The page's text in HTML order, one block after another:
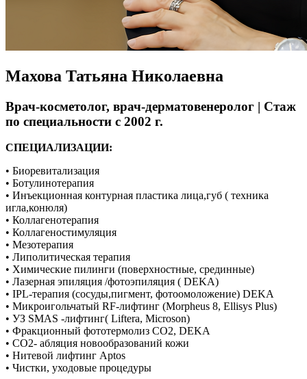
Махова Татьяна Николаевна
Врач-косметолог, врач-дерматовенеролог | Стаж
по специальности с 2002 г.
СПЕЦИАЛИЗАЦИИ:
•⁠⁠ Биоревитализация
•⁠⁠ Ботулинотерапия
•⁠⁠ Инъекционная контурная пластика лица,губ ( техника
игла,конюля)
•⁠⁠ Коллагенотерапия
•⁠⁠ Коллагеностимуляция
•⁠⁠ Мезотерапия
•⁠⁠ Липолитическая терапия
•⁠⁠ Химические пилинги (поверхностные, срединные)
•⁠⁠ Лазерная эпиляция /фотоэпиляция ( DEKA)
•⁠⁠ IPL-терапия (сосуды,пигмент, фотоомоложение) DEKA
•⁠⁠ Микроигольчатый RF-лифтинг (Morpheus 8, Ellisys Plus)
•⁠⁠ УЗ SMAS -лифтинг( Liftera, Microson)
•⁠⁠ Фракционный фототермолиз CO2, DEKA
•⁠⁠ CO2- абляция новообразований кожи
•⁠⁠ Нитевой лифтинг Aptos
•⁠⁠ Чистки, уходовые процедуры